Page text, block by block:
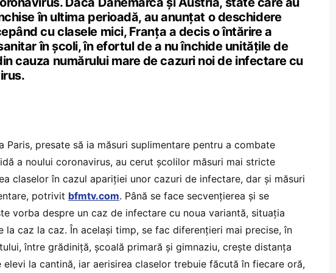
în ultima perioadă, au anunțat o deschidere
cu clasele mici, Franța a decis o întărire a
în școli, în efortul de a nu închide unitățile de
cauza numărului mare de cazuri noi de infectare cu
Paris, presate să ia măsuri suplimentare pentru a combate
a noului coronavirus, au cerut școlilor măsuri mai stricte
claselor în cazul apariției unor cazuri de infectare, dar și măsuri
potrivit bfmtv.com. Până se face secvențierea și se
vorba despre un caz de infectare cu noua variantă, situația
la caz la caz. În același timp, se fac diferențieri mai precise, în
între grădiniță, școală primară și gimnaziu, crește distanța
la cantină, iar aerisirea claselor trebuie făcută în fiecare oră,